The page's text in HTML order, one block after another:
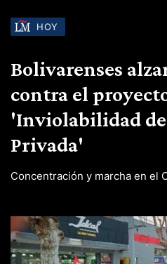
HOY
Bolivarenses
contra el
'Inviolabilidad
Privada'
Concentración y marcha en el